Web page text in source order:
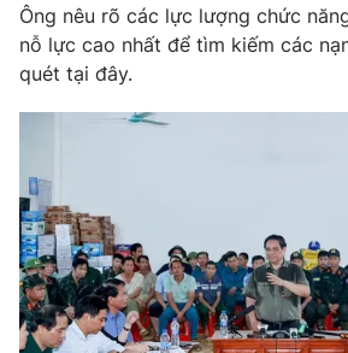
Ông nêu rõ các lực lượng chức
nỗ lực cao nhất để tìm kiếm các
quét tại đây.